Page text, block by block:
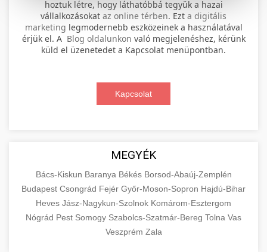
Professional electric scooter repair and
maintenance services. Expert technicians
provide quality service for all major brands and
Visit Service Center
📊 2. online marketing
ügynökség
+
Comprehensive online marketing services
including SEO, social media management, and
aimarketingugynokseg.hu
digital agency services
🛴 3. legjobb elektromos roller
Compare top models, features, and prices to
View Top Models e-scooter reviews
🔗 4. prémium linképítés
High-quality backlink acquisition services to
boost your website's authority and search
engine rankings. White-hat techniques only.
📦 5. termékek és
szolgáltatások
+
hoztuk létre, hogy láthatóbbá tegyük a hazai
vállalkozásokat az online térben. Ezt a digitális
marketing legmodernebb eszközeinek a használatával
érjük el. A Blog oldalunkon való megjelenéshez, kérünk
küld el üzenetedet a Kapcsolat menüpontban.
Kapcsolat
MEGYÉK
Bács-Kiskun Baranya Békés Borsod-Abaúj-Zemplén
Budapest Csongrád Fejér Győr-Moson-Sopron Hajdú-Bihar
Heves Jász-Nagykun-Szolnok Komárom-Esztergom
Nógrád Pest Somogy Szabolcs-Szatmár-Bereg Tolna Vas
Veszprém Zala